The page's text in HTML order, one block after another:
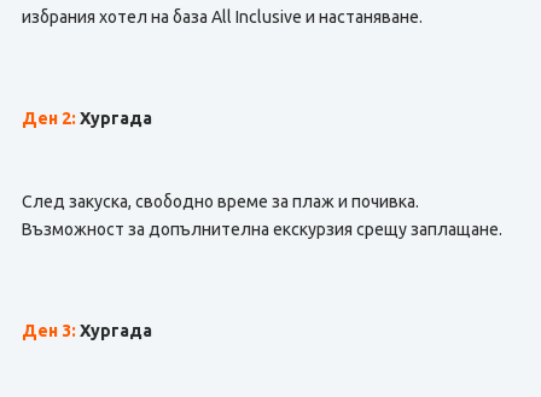
избрания хотел на база All Inclusive и настаняване.
Ден 2: Хургада
След закуска, свободно време за плаж и почивка.
Възможност за допълнителна екскурзия срещу заплащане.
Ден 3: Хургада